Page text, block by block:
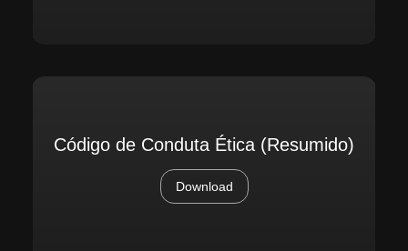
Código de Conduta Ética (Resumido)
Download